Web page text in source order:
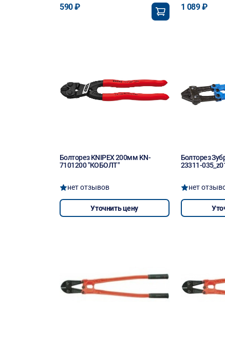
590 ₽ 1 089 ₽
Болторез KNIPEX 200мм KN-
7101200 "КОБОЛТ"
нет отзывов
Уточнить цену
Болторез
23311-
нет